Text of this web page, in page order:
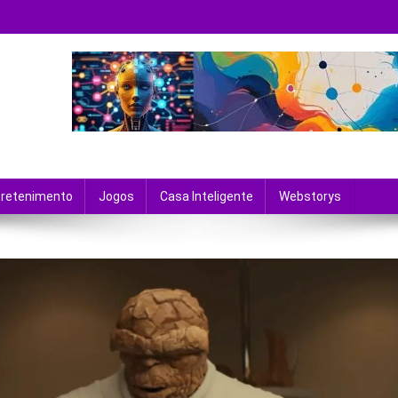
Jogos Casa Inteligente Webstorys